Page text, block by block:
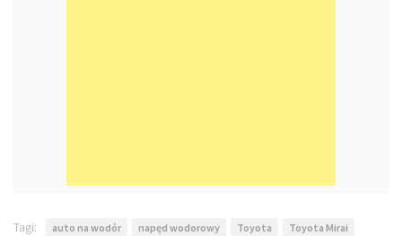
Tagi: auto na wodór napęd wodorowy Toyota Toyota Mirai